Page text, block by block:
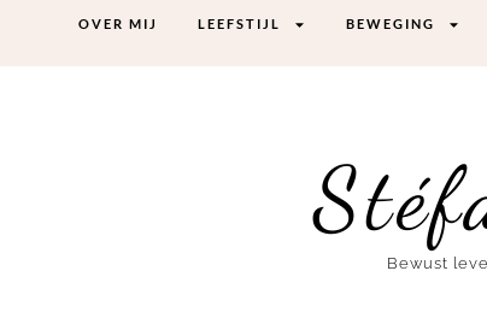
OVER MIJ LEEFSTIJL BEWEGING
Bewust